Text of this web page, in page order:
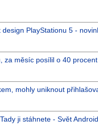
PlayStationu 5 -
za měsíc posílil o 40
mohly uniknout
ji stáhnete - Svět